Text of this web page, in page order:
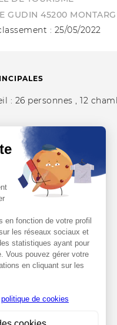
GUDIN 45200
: 25/05/2022
: 26 personnes , 12
montargis.com/
email